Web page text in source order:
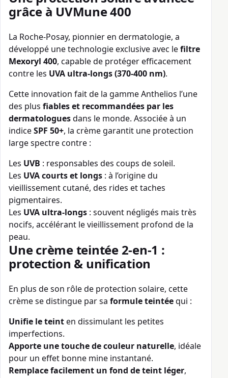
grâce à UVMune 400
La Roche-Posay, pionnier en dermatologie, a
développé une technologie exclusive avec lefiltre
Mexoryl 400, capable de protéger efficacement
contre les UVA ultra-longs (370-400 nm).
Cette innovation fait de la gamme Anthelios l’une
des plus fiables et recommandées par les
dermatologuesdans le monde. Associée à un
indiceSPF 50+, la crème garantit une protection
large spectre contre :
Les UVB : responsables des coups de soleil.
Les UVA courts et longs : à l’origine du
vieillissement cutané, des rides et taches
pigmentaires.
Les UVA ultra-longs : souvent négligés mais très
nocifs, accélérant le vieillissement profond de la
peau.
Une crème teintée 2-en-1 :
protection & unification
En plus de son rôle de protection solaire, cette
crème se distingue par sa formule teintéequi :
Unifie le teinten dissimulant les petites
imperfections.
Apporte une touche de couleur naturelle, idéale
pour un effet bonne mine instantané.
Remplace facilement un fond de teint léger,